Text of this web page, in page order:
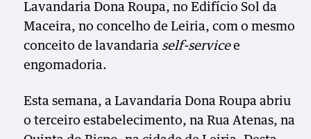
Lavandaria Dona Roupa, no Edifício Sol da
Maceira, no concelho de Leiria, com o mesmo
conceito de lavandaria self-servicee
engomadoria.
Esta semana, a Lavandaria Dona Roupa abriu
o terceiro estabelecimento, na Rua Atenas, na